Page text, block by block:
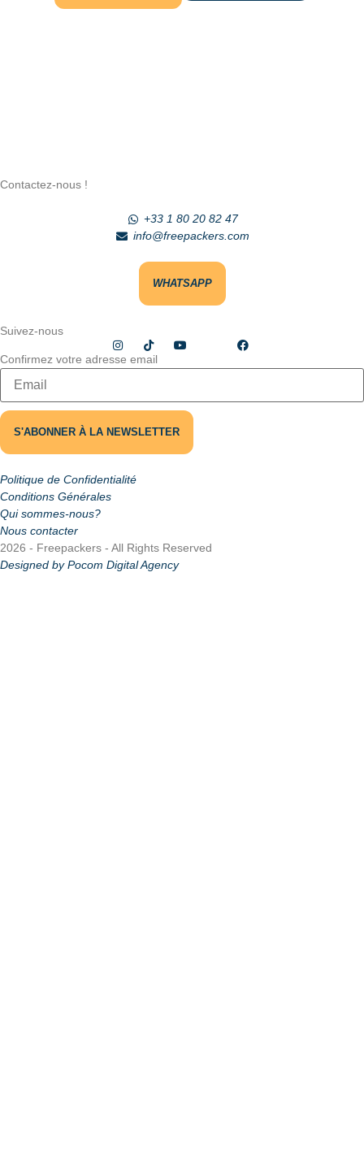
Contactez-nous !
+33 1 80 20 82 47
info@freepackers.com
WHATSAPP
Suivez-nous
Confirmez votre adresse email
Politique de Confidentialité
Conditions Générales
Qui sommes-nous?
Nous contacter
2026 - Freepackers - All Rights Reserved​
Designed by Pocom Digital Agency